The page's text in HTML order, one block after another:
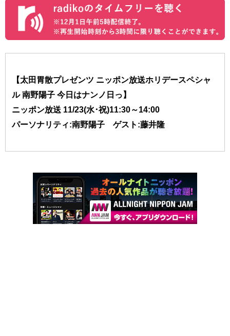
【太田胃散プレゼンツ ニッポン放送ホリデースペシャ
ル 南野陽子 今日はナンノ日っ】
ニッポン放送 11/23(水･祝)11:30～14:00
パーソナリティ:南野陽子 ゲスト:藤井隆